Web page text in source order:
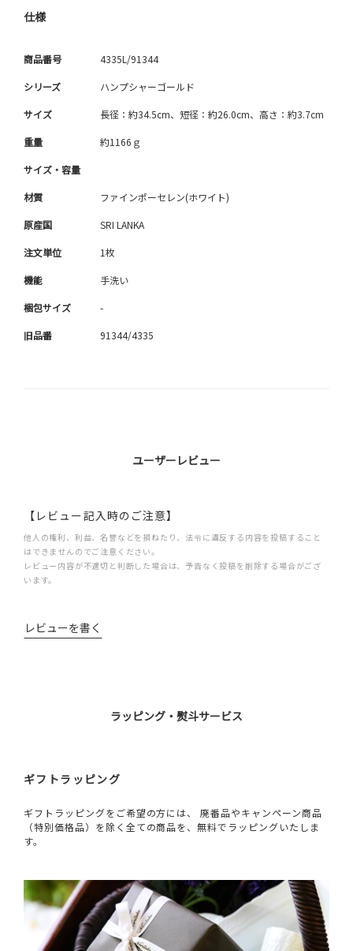
仕様
商品番号 4335L/91344
シリーズ ハンプシャーゴールド
サイズ 長径：約34.5cm、短径：約26.0cm、高さ：約3.7cm
重量 約1166ｇ
サイズ・容量
材質 ファインポーセレン(ホワイト)
原産国 SRI LANKA
注文単位 1枚
機能 手洗い
梱包サイズ -
旧品番 91344/4335
ユーザーレビュー
【レビュー記入時のご注意】
他人の権利、利益、名誉などを損ねたり、法令に違反する内容を投稿すること
はできませんのでご注意ください。
レビュー内容が不適切と判断した場合は、予告なく投稿を削除する場合がござ
います。
レビューを書く
ラッピング・熨斗サービス
ギフトラッピング
ギフトラッピングをご希望の方には、 廃番品やキャンペーン商品
（特別価格品）を除く全ての商品を、無料でラッピングいたしま
す。